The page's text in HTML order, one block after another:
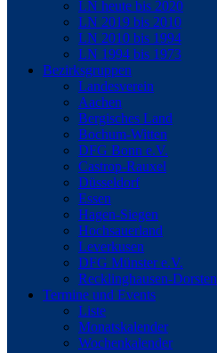
LN heute bis 2020
LN 2019 bis 2010
LN 2010 bis 1994
LN 1994 bis 1973
Bezirksgruppen
Landesverein
Aachen
Bergisches Land
Bochum-Witten
DFG Bonn e.V.
Castrop-Rauxel
Düsseldorf
Essen
Hagen-Siegen
Hochsauerland
Leverkusen
DFG Münster e.V.
Recklinghausen-Dorsten
Termine und Events
Liste
Monatskalender
Wochenkalender